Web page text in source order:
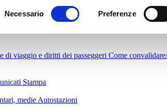
Necessario Preferenze
BigliettiCondizioni di utilizzo
di viaggio e diritti dei passeggeri Come
Stampa
medie Autostazioni